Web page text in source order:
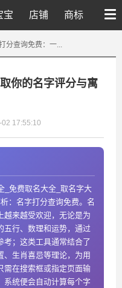
宝 店铺 商标
分查询免费：一...
你的名字评分与寓
17:55:10
_免费取名大全_取名字大
：名字打分查询免费。名
越来越受欢迎，无论是为
五行、数理和运势，通过
考；这类工具通常结合了
、生肖喜忌等理论，为用
需在搜索框或指定页面输
系统便会自动计算每个字